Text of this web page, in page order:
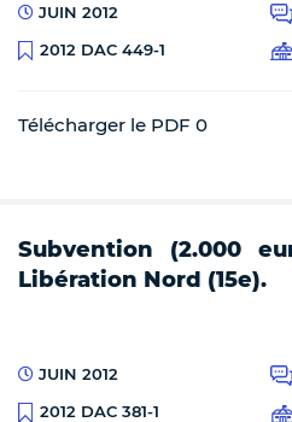
JUIN 2012
2012 DAC 449-1
Télécharger le PDF 0
Subvention (2.000
Libération Nord (15e).
JUIN 2012
2012 DAC 381-1